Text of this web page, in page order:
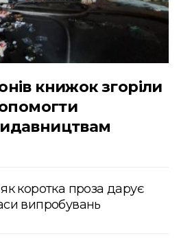
книжок згоріли
коротка проза дарує
випробувань